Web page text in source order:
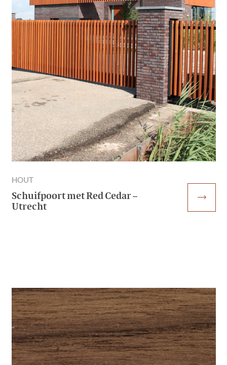
HOUT
Schuifpoort met Red Cedar –
Utrecht
trending_flat